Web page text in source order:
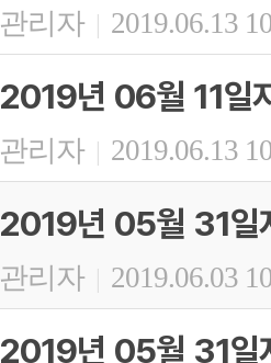
관리자 | 2019.06.13
2019년 06월 11일
관리자 | 2019.06.13
2019년 05월 31일
관리자 | 2019.06.03
2019년 05월 31일